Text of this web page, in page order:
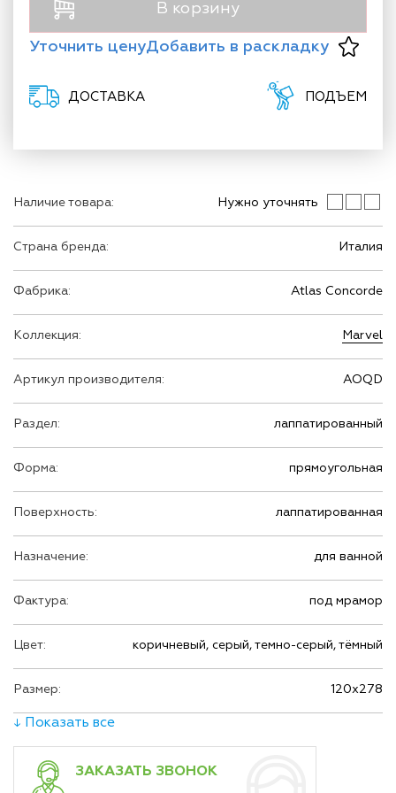
Наличие товара: Нужно уточнять
Страна бренда: Италия
Фабрика: Atlas Concorde
Коллекция: Marvel
Артикул производителя: AOQD
Раздел: лаппатированный
Форма: прямоугольная
Поверхность: лаппатированная
Назначение: для ванной
Фактура: под мрамор
Цвет: коричневый, серый, темно-серый, тёмный
Размер: 120х278
↓ Показать все
ЗАКАЗАТЬ ЗВОНОК
В корзину
Уточнить ценуДобавить в раскладку
ДОСТАВКА ПОДЪЕМ